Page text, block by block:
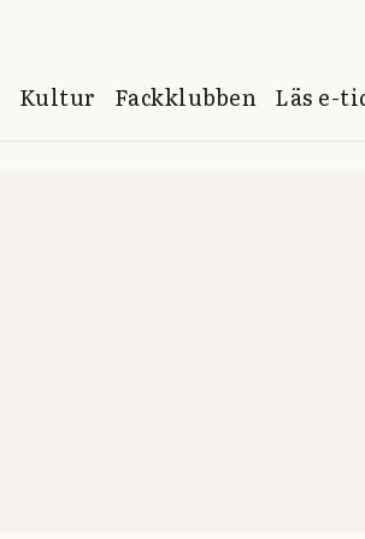
Kultur Fackklubben Läs e-